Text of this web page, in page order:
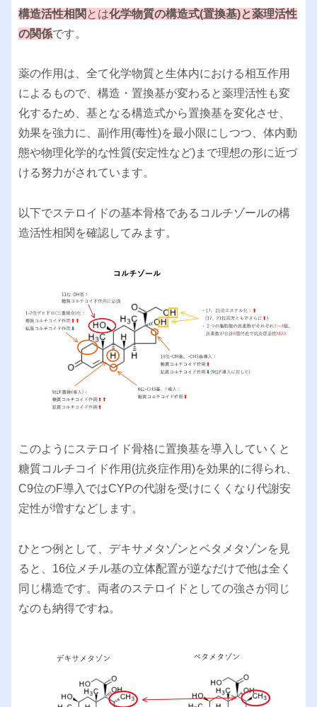
構造活性相関 とは化学物質の構造式(置換基)と薬理活性
の関係です。
薬の作用は、全て化学物質と生体内における相互作用
によるもので、構造・置換基が変わると薬理活性も変
化するため、基となる構造式から置換基を変化させ、
効果を強力に、副作用(毒性)を最小限にしつつ、体内動
態や物理化学的な性質(安定性など)まで理想の形に近づ
ける努力がされています。
以下でステロイドの基本骨格であるコルチゾールの構
造活性相関を確認してみます。
このようにステロイド骨格に置換基を導入していくと
糖質コルチコイド作用(抗炎症作用)を効果的に得られ、
C9位のF導入ではCYPの代謝を受けにくくなり代謝安
定性が増すなどします。
ひとつ例として、デキサメタゾンとベタメタゾンを見
ると、16位メチル基の立体配置が逆なだけで他は全く
同じ構造です。両者のステロイドとしての強さが同じ
なのも納得ですね。